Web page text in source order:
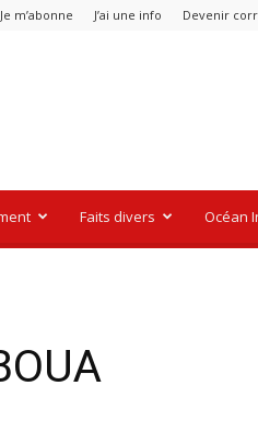
Je m’abonne J’ai une info Devenir
Faits divers Océan